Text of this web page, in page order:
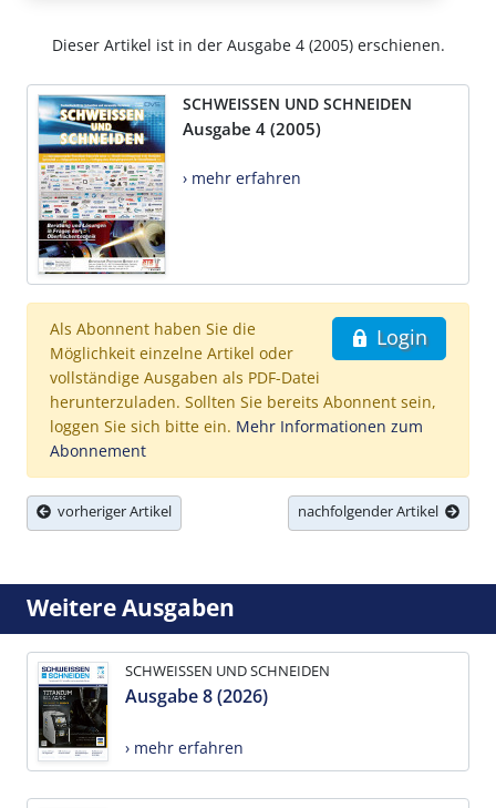
Dieser Artikel ist in der Ausgabe 4 (2005) erschienen.
SCHWEISSEN UND SCHNEIDEN
Ausgabe 4 (2005)
› mehr erfahren
Login
Als Abonnent haben Sie die
Möglichkeit einzelne Artikel oder
vollständige Ausgaben als PDF-Datei
herunterzuladen. Sollten Sie bereits Abonnent sein,
loggen Sie sich bitte ein. Mehr Informationen zum
Abonnement
vorheriger Artikel nachfolgender Artikel
Weitere Ausgaben
SCHWEISSEN UND SCHNEIDEN
Ausgabe 8 (2026)
› mehr erfahren